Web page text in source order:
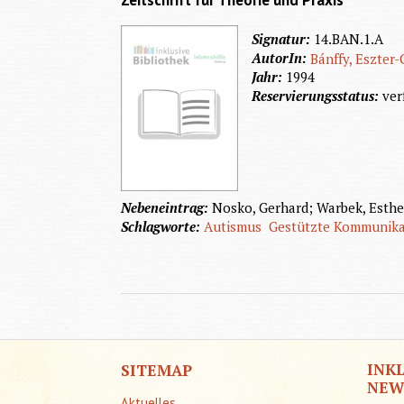
Signatur: 14.BAN.1.A
AutorIn:Bánffy,
Jahr: 1994
Reservierungsstatus:
Nebeneintrag:Nosko, Gerhard; Warbek,
Schlagworte: Autismus Gestützte
SITEMAP